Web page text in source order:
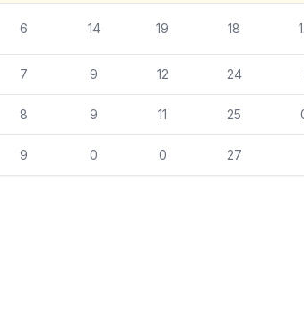
6 14 19 18
7 9 12 24
8 9 11 25
9 0 0 27